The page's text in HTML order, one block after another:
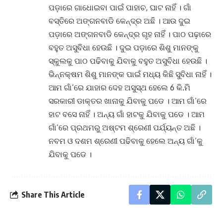
ପଡ଼ାରେ ଗାଧୋଇବା ପାଇଁ ପାହାଚ, ଘାଟ ନାହିଁ । ଗାଁ
ବସ୍ତିରେ ଅଙ୍ଗନବାଡି କେନ୍ଦ୍ର ଅଛି । ଆଉ ଦୁଇ
ପଡ଼ାରେ ଅଙ୍ଗନବାଡି କେନ୍ଦ୍ର ଗୃହ ନାହିଁ । ପାଠ ପଢ଼ାରେ
ବହୁତ ଅସୁବିଧା ହେଉଛି । ଦୁଇ ପଡ଼ାରେ ଶିଶୁ ମାନଙ୍କୁ
ସ୍କୁଲକୁ ପାଠ ପଢିବାକୁ ଯିବାକୁ ବହୁତ ଅସୁବିଧା ହେଉଛି ।
ଭିନ୍ନକ୍ଷମ ଶିଶୁ ମାନଙ୍କ ପାଇଁ ମଧ୍ୟ କିଛି ସୁବିଧା ନାହିଁ ।
ଆମ ଗାଁ’ରେ ଯାହାର ଦେହ ଅସୁସ୍ଥ ହେଲେ 6 କି.ମି
ସରକାରୀ ଡାକ୍ତର ଖାନାକୁ ଯିବାକୁ ପଡେ । ଆମ ଗାଁ’ରେ
ହାଟ ବସେ ନାହିଁ । ଅନ୍ୟ ଗାଁ ହାଟକୁ ଯିବାକୁ ପଡେ । ଆମ
ଗାଁ’ରେ ପ୍ରଥମରୁ ଅଷ୍ଟମ ଶ୍ରେଣୀ ପର୍ଯ୍ୟନ୍ତ ଅଛି ।
ନବମ ଓ ଦଶମ ଶ୍ରେଣୀ ପଢିବାକୁ ହେଲେ ଅନ୍ୟ ଗାଁ’କୁ
ଯିବାକୁ ପଡେ ।
Share This Article